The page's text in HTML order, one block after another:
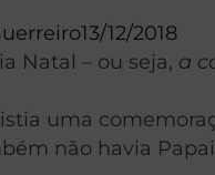
13/12/2018
Natal – ou seja, a
uma
não havia